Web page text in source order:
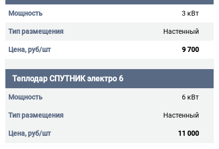
3 кВт
Настенный
9 700
Теплодар СПУТНИК электро 6
6 кВт
Настенный
11 000